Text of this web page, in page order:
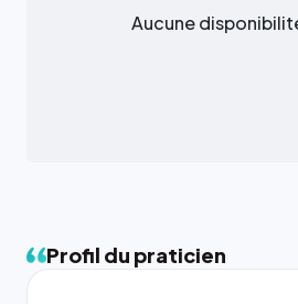
Aucune
Profil du praticien